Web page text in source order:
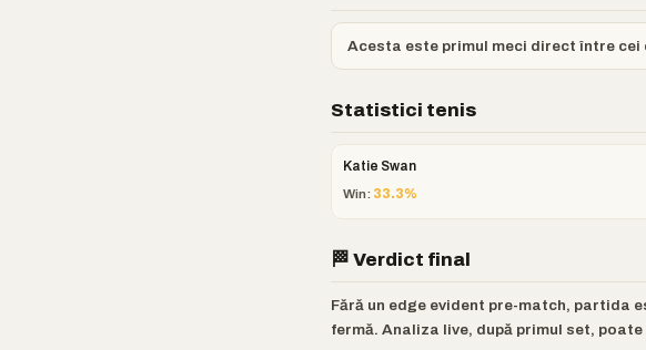
Acesta este primul meci direct între
Statistici tenis
Katie Swan
Win: 33.3%
🏁 Verdict final
Fără un edge evident pre-match, partida
fermă. Analiza live, după primul set,